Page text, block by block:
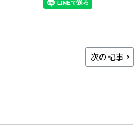
次の記事